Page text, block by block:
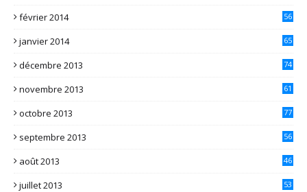
février 2014 56
janvier 2014 65
décembre 2013 74
novembre 2013 61
octobre 2013 77
septembre 2013 56
août 2013 46
juillet 2013 53